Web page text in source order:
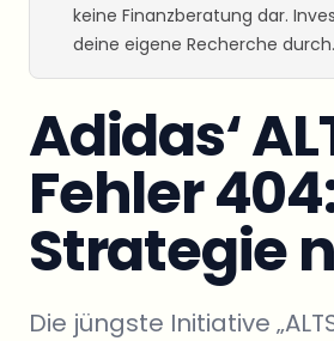
keine Finanzberatung dar.
deine eigene Recherche durch.
Adidas‘
Fehler
Strategie
Die jüngste Initiative